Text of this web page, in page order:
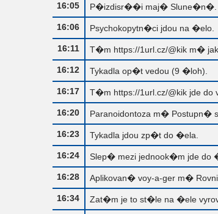
16:05 P�izdisr��i maj� Slune�n�.
16:06 Psychokopytn�ci jdou na �elo.
16:11 T�m https://1url.cz/@kik m�
16:12 Tykadla op�t vedou (9 �loh).
16:17 T�m https://1url.cz/@kik jde
16:20 Paranoidontoza m�
16:23 Tykadla jdou zp�t do �ela.
16:24 Slep� mezi jednook�m jde do
16:28 Aplikovan� voy-a-ger m�
16:34 Zat�m je to st�le na �ele